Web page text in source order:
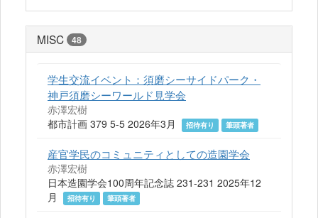
MISC 48
学生交流イベント：須磨シーサイドパーク・
神戸須磨シーワールド見学会
赤澤宏樹
都市計画 379 5-5 2026年3月
招待有り 筆頭著者
産官学民のコミュニティとしての造園学会
赤澤宏樹
日本造園学会100周年記念誌 231-231 2025年12
月
招待有り 筆頭著者